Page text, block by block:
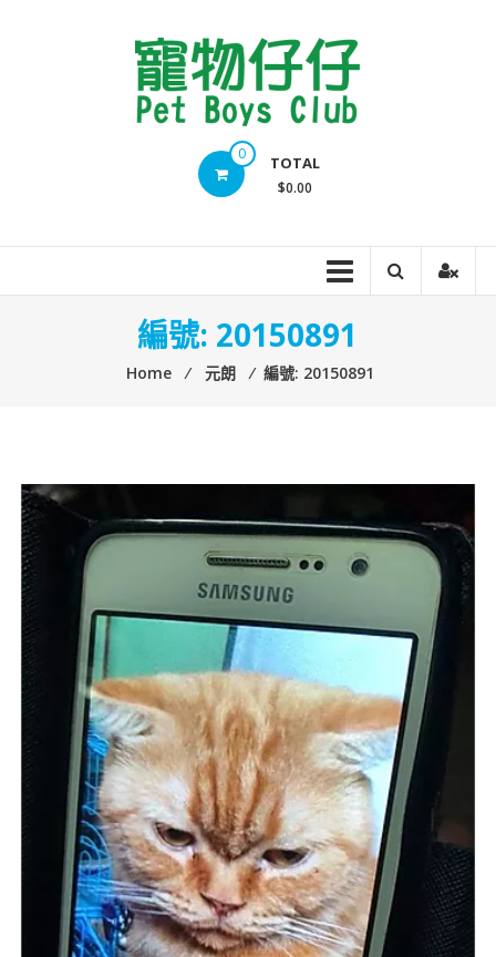
0 TOTAL
$0.00
編號: 20150891
Home ⁄ 元朗 ⁄ 編號: 20150891